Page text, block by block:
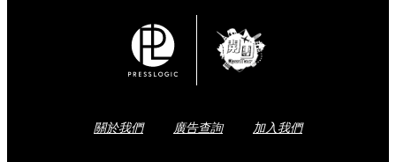
關於我們 廣告查詢 加入我們